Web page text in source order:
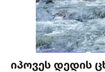
იპოვეს დედის